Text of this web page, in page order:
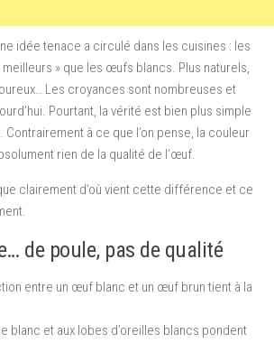
idée tenace a circulé dans les cuisines : les
» que les œufs blancs. Plus naturels,
Les croyances sont nombreuses et
Pourtant, la vérité est bien plus simple
à ce que l’on pense, la couleur
rien de la qualité de l’œuf.
clairement d’où vient cette différence et ce
de poule, pas de qualité
entre un œuf blanc et un œuf brun tient à la
blanc et aux lobes d’oreilles blancs pondent